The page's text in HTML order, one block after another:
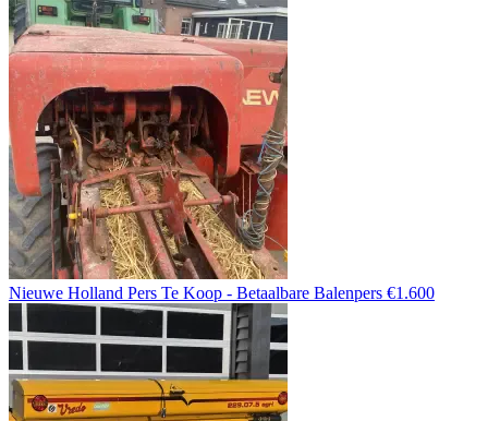
Nieuwe Holland Pers Te Koop - Betaalbare Balenpers €1.600